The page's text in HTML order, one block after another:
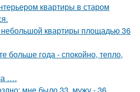
квартиры в старом
квартиры площадью 36
больше года - спокойно, тепло,
….
мне было 33, мужу - 36.